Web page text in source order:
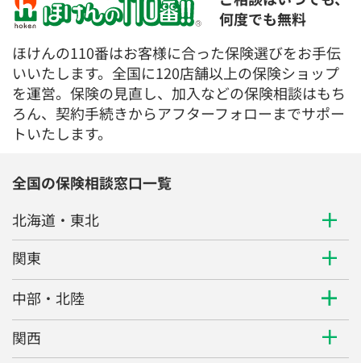
何度でも無料
ほけんの110番はお客様に合った保険選びをお手伝
いいたします。全国に120店舗以上の保険ショップ
を運営。保険の見直し、加入などの保険相談はもち
ろん、契約手続きからアフターフォローまでサポー
トいたします。
全国の保険相談窓口一覧
北海道・東北
関東
中部・北陸
関西